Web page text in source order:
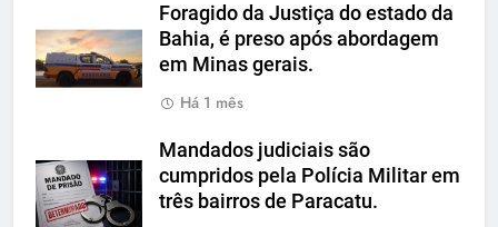
Foragido da Justiça do estado da
Bahia, é preso após abordagem
em Minas gerais.
Há 1 mês
Mandados judiciais são
cumpridos pela Polícia Militar em
três bairros de Paracatu.